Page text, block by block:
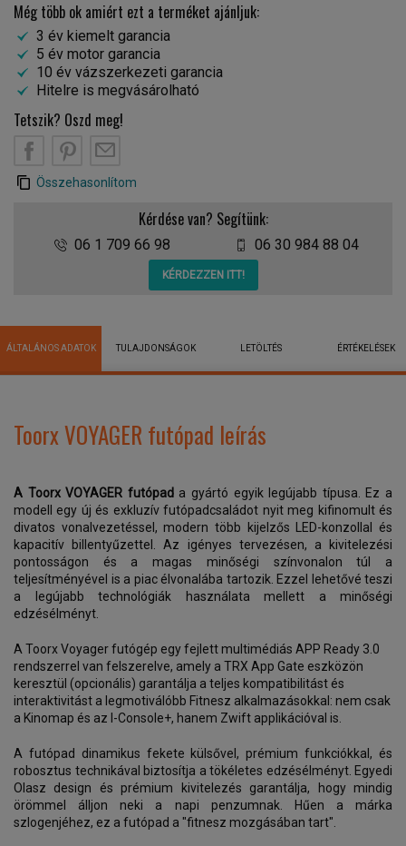
Még több ok amiért ezt a terméket ajánljuk:
3 év kiemelt garancia
5 év motor garancia
10 év vázszerkezeti garancia
Hitelre is megvásárolható
Tetszik? Oszd meg!
Összehasonlítom
Kérdése van? Segítünk:
06 1 709 66 98 06 30 984 88 04
KÉRDEZZEN ITT!
ÁLTALÁNOS ADATOK TULAJDONSÁGOK LETÖLTÉS ÉRTÉKELÉSEK
Toorx VOYAGER futópad leírás
A Toorx VOYAGER futópad a gyártó egyik legújabb típusa. Ez a
modell egy új és exkluzív futópadcsaládot nyit meg kifinomult és
divatos vonalvezetéssel, modern több kijelzős LED-konzollal és
kapacitív billentyűzettel. Az igényes tervezésen, a kivitelezési
pontosságon és a magas minőségi színvonalon túl a
teljesítményével is a piac élvonalába tartozik. Ezzel lehetővé teszi
a legújabb technológiák használata mellett a minőségi
edzésélményt.
A Toorx Voyager futógép egy fejlett multimédiás APP Ready 3.0
rendszerrel van felszerelve, amely a TRX App Gate eszközön
keresztül (opcionális) garantálja a teljes kompatibilitást és
interaktivitást a legmotiválóbb Fitnesz alkalmazásokkal: nem csak
a Kinomap és az I-Console+, hanem Zwift applikációval is.
A futópad dinamikus fekete külsővel, prémium funkciókkal, és
robosztus technikával biztosítja a tökéletes edzésélményt. Egyedi
Olasz design és prémium kivitelezés garantálja, hogy mindig
örömmel álljon neki a napi penzumnak. Hűen a márka
szlogenjéhez, ez a futópad a "fitnesz mozgásában tart".